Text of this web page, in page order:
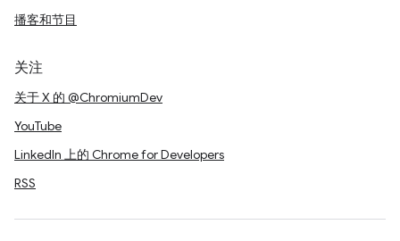
播客和节目
关注
关于 X 的 @ChromiumDev
YouTube
LinkedIn 上的 Chrome for Developers
RSS